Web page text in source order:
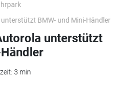
BMW- und Mini-Händler
unterstützt
3 min